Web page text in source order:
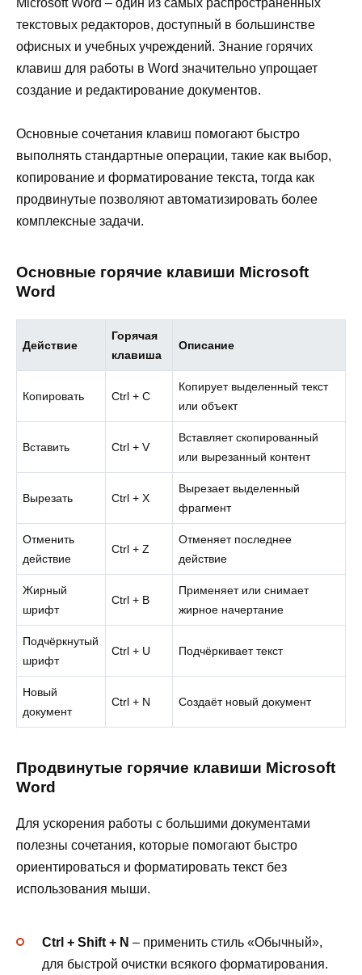
текстовых редакторов, доступный в большинстве
офисных и учебных учреждений. Знание горячих
клавиш для работы в Word значительно упрощает
создание и редактирование документов.
Основные сочетания клавиш помогают быстро
выполнять стандартные операции, такие как выбор,
копирование и форматирование текста, тогда как
продвинутые позволяют автоматизировать более
комплексные задачи.
Основные горячие клавиши Microsoft
Word
Действие
Горячая
клавиша
Описание
Копировать Ctrl + C
Копирует выделенный текст
или объект
Вставить Ctrl + V
Вставляет скопированный
или вырезанный контент
Вырезать Ctrl + X
Вырезает выделенный
фрагмент
Отменить
действие
Ctrl + Z
Отменяет последнее
действие
Жирный
шрифт
Ctrl + B
Применяет или снимает
жирное начертание
Подчёркнутый
шрифт
Ctrl + U Подчёркивает текст
Новый
документ
Ctrl + N Создаёт новый документ
Продвинутые горячие клавиши Microsoft
Word
Для ускорения работы с большими документами
полезны сочетания, которые помогают быстро
ориентироваться и форматировать текст без
использования мыши.
Ctrl + Shift + N – применить стиль «Обычный»,
для быстрой очистки всякого форматирования.